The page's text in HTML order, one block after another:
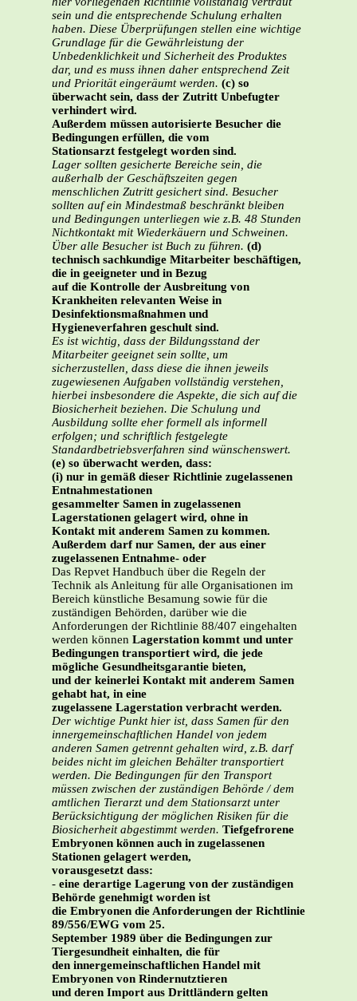
sein und die entsprechende Schulung erhalten
haben. Diese Überprüfungen stellen eine wichtige
Grundlage für die Gewährleistung der
Unbedenklichkeit und Sicherheit des Produktes
dar, und es muss ihnen daher entsprechend Zeit
und Priorität eingeräumt werden. (c) so
überwacht sein, dass der Zutritt Unbefugter
verhindert wird.
Außerdem müssen autorisierte Besucher die
Bedingungen erfüllen, die vom
Stationsarzt festgelegt worden sind.
Lager sollten gesicherte Bereiche sein, die
außerhalb der Geschäftszeiten gegen
menschlichen Zutritt gesichert sind. Besucher
sollten auf ein Mindestmaß beschränkt bleiben
und Bedingungen unterliegen wie z.B. 48 Stunden
Nichtkontakt mit Wiederkäuern und Schweinen.
Über alle Besucher ist Buch zu führen. (d)
technisch sachkundige Mitarbeiter beschäftigen,
die in geeigneter und in Bezug
auf die Kontrolle der Ausbreitung von
Krankheiten relevanten Weise in
Desinfektionsmaßnahmen und
Hygieneverfahren geschult sind.
Es ist wichtig, dass der Bildungsstand der
Mitarbeiter geeignet sein sollte, um
sicherzustellen, dass diese die ihnen jeweils
zugewiesenen Aufgaben vollständig verstehen,
hierbei insbesondere die Aspekte, die sich auf die
Biosicherheit beziehen. Die Schulung und
Ausbildung sollte eher formell als informell
erfolgen; und schriftlich festgelegte
Standardbetriebsverfahren sind wünschenswert.
(e) so überwacht werden, dass:
(i) nur in gemäß dieser Richtlinie zugelassenen
Entnahmestationen
gesammelter Samen in zugelassenen
Lagerstationen gelagert wird, ohne in
Kontakt mit anderem Samen zu kommen.
Außerdem darf nur Samen, der aus einer
zugelassenen Entnahme- oder
Das Repvet Handbuch über die Regeln der
Technik als Anleitung für alle Organisationen im
Bereich künstliche Besamung sowie für die
zuständigen Behörden, darüber wie die
Anforderungen der Richtlinie 88/407 eingehalten
werden können Lagerstation kommt und unter
Bedingungen transportiert wird, die jede
mögliche Gesundheitsgarantie bieten,
und der keinerlei Kontakt mit anderem Samen
gehabt hat, in eine
zugelassene Lagerstation verbracht werden.
Der wichtige Punkt hier ist, dass Samen für den
innergemeinschaftlichen Handel von jedem
anderen Samen getrennt gehalten wird, z.B. darf
beides nicht im gleichen Behälter transportiert
werden. Die Bedingungen für den Transport
müssen zwischen der zuständigen Behörde / dem
amtlichen Tierarzt und dem Stationsarzt unter
Berücksichtigung der möglichen Risiken für die
Biosicherheit abgestimmt werden. Tiefgefrorene
Embryonen können auch in zugelassenen
Stationen gelagert werden,
vorausgesetzt dass:
- eine derartige Lagerung von der zuständigen
Behörde genehmigt worden ist
die Embryonen die Anforderungen der Richtlinie
89/556/EWG vom 25.
September 1989 über die Bedingungen zur
Tiergesundheit einhalten, die für
den innergemeinschaftlichen Handel mit
Embryonen von Rindernutztieren
und deren Import aus Drittländern gelten